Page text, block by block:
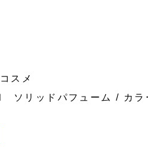
コスメ
ソリッドパフューム / カ